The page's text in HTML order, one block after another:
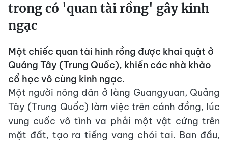
trong có 'quan tài rồng' gây kinh
ngạc
Một chiếc quan tài hình rồng được khai quật ở
Quảng Tây (Trung Quốc), khiến các nhà khảo
cổ học vô cùng kinh ngạc.
Một người nông dân ở làng Guangyuan, Quảng
Tây (Trung Quốc) làm việc trên cánh đồng, lúc
vung cuốc vô tình va phải một vật cứng trên
mặt đất, tạo ra tiếng vang chói tai. Ban đầu,